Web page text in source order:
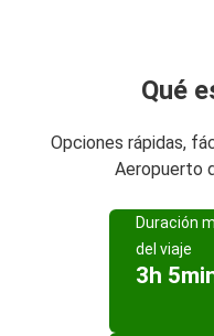
Qué
Opciones rápidas,
Aeropuerto
Duración
del viaje
3h